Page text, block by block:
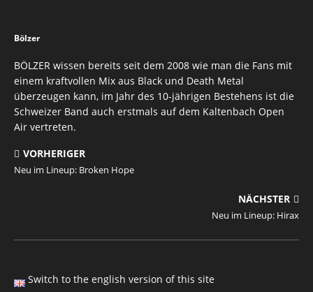
Bölzer
BÖLZER wissen bereits seit dem 2008 wie man die Fans mit
einem kraftvollen Mix aus Black und Death Metal
überzeugen kann, im Jahr des 10-jährigen Bestehens ist die
Schweizer Band auch erstmals auf dem Kaltenbach Open
Air vertreten.
VORHERIGER
Neu im Lineup: Broken Hope
NÄCHSTER
Neu im Lineup: Hirax
Switch to the english version of this site